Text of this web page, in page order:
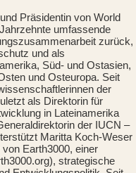
Präsidentin von World
umfassende
zurück,
und als
Süd- und Ostasien,
und Osteuropa. Seit
der
als Direktorin für
in Lateinamerika
der IUCN –
Maritta Koch-Weser
Earth3000, einer
strategische